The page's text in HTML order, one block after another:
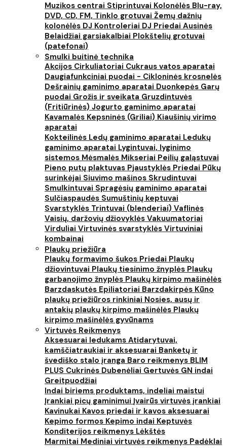
Muzikos centrai Stiprintuvai Kolonėlės Blu-ray,
DVD, CD, FM, Tinklo grotuvai Žemų dažnių
kolonėlės DJ Kontroleriai DJ Priedai Ausinės
Belaidžiai garsiakalbiai Plokštelių grotuvai
(patefonai)
Smulki buitinė technika
Akcijos Cirkuliatoriai Cukraus vatos aparatai
Daugiafunkciniai puodai - Cikloninės krosnelės
Dešrainių gaminimo aparatai Duonkepės Garų
puodai Grožis ir sveikata Gruzdintuvės
(Fritiūrinės) Jogurto gaminimo aparatai
Kavamalės Kepsninės (Griliai) Kiaušinių virimo
aparatai
Kokteilinės Ledų gaminimo aparatai Ledukų
gaminimo aparatai Lygintuvai, lyginimo
sistemos Mėsmalės Mikseriai Peilių galąstuvai
Pieno putų plaktuvas Pjaustyklės Priedai Pūkų
surinkėjai Siuvimo mašinos Skrudintuvai
Smulkintuvai Spragėsių gaminimo aparatai
Sulčiaspaudės Sumuštinių keptuvai
Svarstyklės Trintuvai (blenderiai) Vaflinės
Vaisių, daržovių džiovyklės Vakuumatoriai
Virduliai Virtuvinės svarstyklės Virtuviniai
kombainai
Plaukų priežiūra
Plaukų formavimo šukos Priedai Plaukų
džiovintuvai Plaukų tiesinimo žnyplės Plaukų
garbanojimo žnyplės Plaukų kirpimo mašinėlės
Barzdaskutės Epiliatoriai Barzdakirpės Kūno
plaukų priežiūros rinkiniai Nosies, ausų ir
antakių plaukų kirpimo mašinėlės Plaukų
kirpimo mašinėlės gyvūnams
Virtuvės Reikmenys
Aksesuarai ledukams Atidarytuvai,
kamščiatraukiai ir aksesuarai Banketų ir
švediško stalo įranga Baro reikmenys BLIM
PLUS Cukrinės Dubenėliai Gertuvės GN indai
Greitpuodžiai
Indai biriems produktams, indeliai maistui
Įrankiai picų gaminimui Įvairūs virtuvės įrankiai
Kavinukai Kavos priedai ir kavos aksesuarai
Kepimo formos Kepimo indai Keptuvės
Konditerijos reikmenys Lėkštės
Marmitai Mediniai virtuvės reikmenys Padėklai